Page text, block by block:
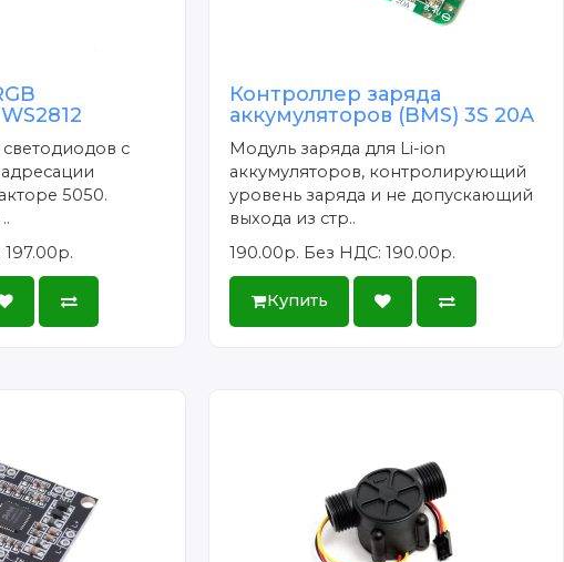
с
5050.
Контроллер заряда
аккумуляторов (BMS) 3S 20A
Модуль заряда для Li-ion
аккумуляторов, контролирующий
уровень заряда и не допускающий
выхода из стр..
190.00р. Без НДС: 190.00р.
Купить